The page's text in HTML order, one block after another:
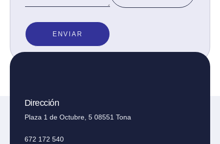
ENVIAR
Dirección
Plaza 1 de Octubre, 5 08551 Tona
672 172 540